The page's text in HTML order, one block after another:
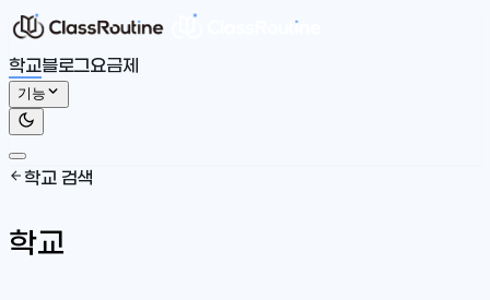
학교블로그요금제
기능
학교 검색
학교